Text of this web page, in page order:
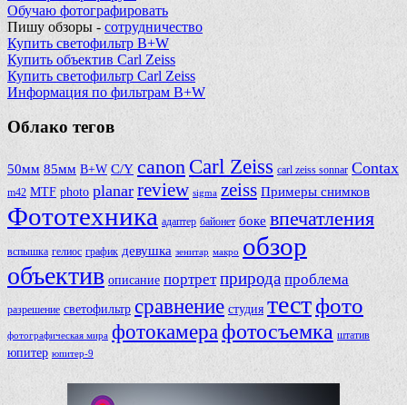
Обучаю фотографировать
Пишу обзоры - сотрудничество
Купить светофильтр B+W
Купить объектив Carl Zeiss
Купить светофильтр Carl Zeiss
Информация по фильтрам B+W
Облако тегов
50мм 85мм B+W C/Y canon Carl Zeiss carl zeiss sonnar Contax
m42 MTF photo planar review sigma zeiss Примеры снимков
Фототехника адаптер байонет боке впечатления
вспышка гелиос график девушка зенитар макро обзор
объектив описание портрет природа проблема
разрешение светофильтр сравнение студия тестфото
фотографическая мира фотокамерафотосъемка штатив
юпитер юпитер-9